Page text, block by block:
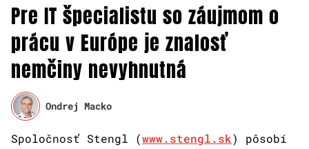
Pre IT špecialistu so záujmom o
prácu v Európe je znalosť
nemčiny nevyhnutná
Ondrej Macko
Spoločnosť Stengl (www.stengl.sk) pôsobí